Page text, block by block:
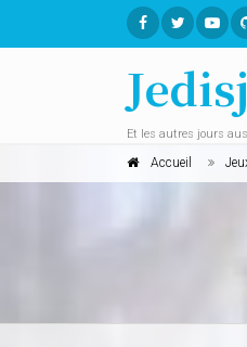
Et les autres jours
Accueil